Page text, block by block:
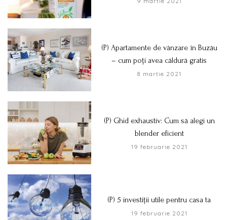
(P) Apartamente de vânzare în Buzău
– cum poți avea căldură gratis
8 martie 2021
(P) Ghid exhaustiv: Cum să alegi un
blender eficient
19 februarie 2021
(P) 5 investiții utile pentru casa ta
19 februarie 2021